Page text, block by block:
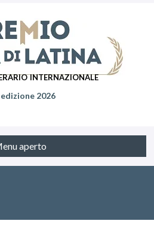
internazionale
2026
aperto